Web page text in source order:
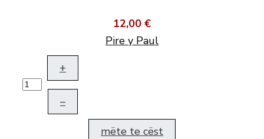
12,00 €
Pire y Paul
+
–
mëte te cëst